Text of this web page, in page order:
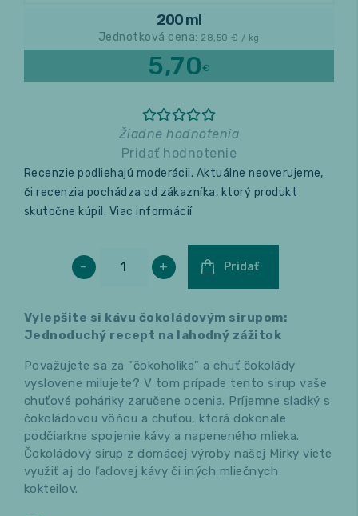
Relax a wellness
Masáže
Fitness
200 ml
Jednotková cena: 28,50 € / kg
5,70€
Žiadne hodnotenia
Pridať hodnotenie
Recenzie podliehajú moderácii. Aktuálne neoverujeme,
či recenzia pochádza od zákazníka, ktorý produkt
skutočne kúpil. Viac informácií
- + Pridať
Vylepšite si kávu čokoládovým sirupom:
Jednoduchý recept na lahodný zážitok
Považujete sa za "čokoholika" a chuť čokolády
vyslovene milujete? V tom prípade tento sirup vaše
chuťové poháriky zaručene ocenia. Príjemne sladký s
čokoládovou vôňou a chuťou, ktorá dokonale
podčiarkne spojenie kávy a napeneného mlieka.
Čokoládový sirup z domácej výroby našej Mirky viete
využiť aj do ľadovej kávy či iných mliečnych
kokteilov.